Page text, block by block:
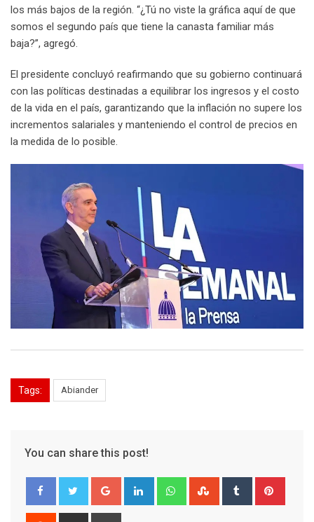
los más bajos de la región. “¿Tú no viste la gráfica aquí de que
somos el segundo país que tiene la canasta familiar más
baja?”, agregó.
El presidente concluyó reafirmando que su gobierno continuará
con las políticas destinadas a equilibrar los ingresos y el costo
de la vida en el país, garantizando que la inflación no supere los
incrementos salariales y manteniendo el control de precios en
la medida de lo posible.
Tags: Abiander
You can share this post!
Google+ LinkedIn WhatsappStumbleUpon
Tumblr